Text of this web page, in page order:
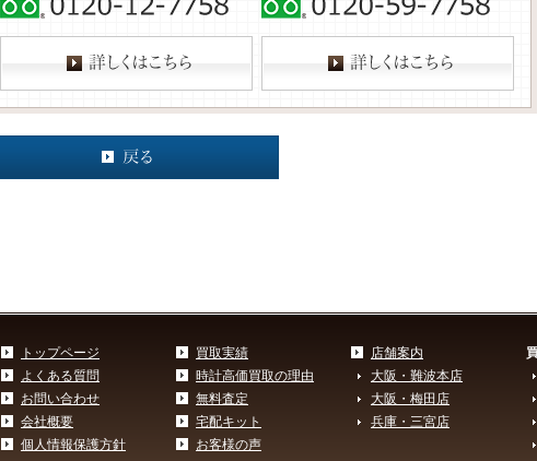
トップページ
よくある質問
お問い合わせ
会社概要
個人情報保護方針
買取実績
時計高価買取の理由
無料査定
宅配キット
お客様の声
店舗案内
大阪・難波本店
大阪・梅田店
兵庫・三宮店